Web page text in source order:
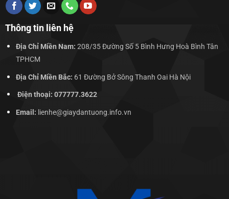
Thông tin liên hệ
Địa Chỉ Miền Nam: 208/35 Đường Số 5 Bình Hưng Hoà Bình Tân
TPHCM
Địa Chỉ Miền Bắc: 61 Đường Bở Sông Thanh Oai Hà Nội
Điện thoại: 077777.3622
Email: lienhe@giaydantuong.info.vn